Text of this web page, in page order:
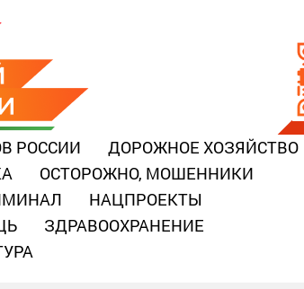
РОССИИ
ДОРОЖНОЕ ХОЗЯЙСТВО
ОСТОРОЖНО, МОШЕННИКИ
НАЦПРОЕКТЫ
ЗДРАВООХРАНЕНИЕ